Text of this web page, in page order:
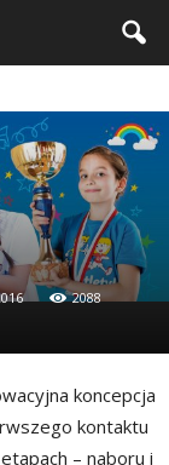
2088
koncepcja
kontaktu
– naboru i